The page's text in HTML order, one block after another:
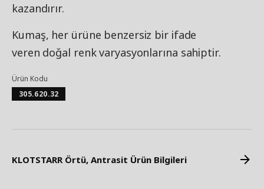
kazandırır.
Kumaş, her ürüne benzersiz bir ifade
veren doğal renk varyasyonlarına sahiptir.
Ürün Kodu
305.620.32
KLOTSTARR Örtü, Antrasit Ürün Bilgileri